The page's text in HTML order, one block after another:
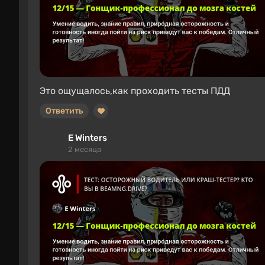
Это ощущалось,как проходить тесты ПДД
Ответить
E Winters
2 месяца